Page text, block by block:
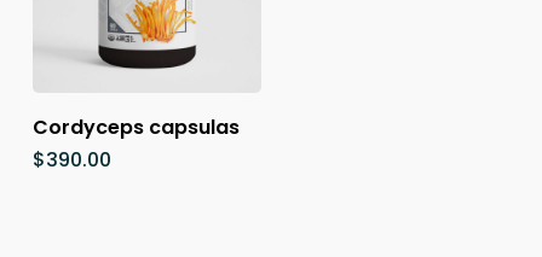
Añadir Al Carrito
Cordyceps capsulas
$390.00